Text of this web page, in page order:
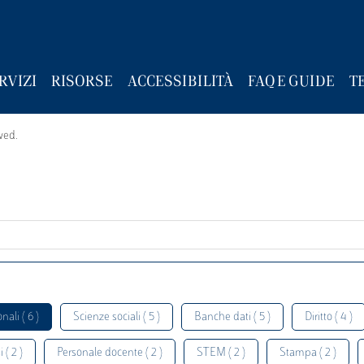
RISORSE ACCESSIBILITÀ FAQ E GUIDE
( 6 ) Scienze sociali ( 5 ) Banche dati ( 5 ) Diritto ( 4 )
( 2 ) Personale docente ( 2 ) STEM ( 2 ) Stampa ( 2 )